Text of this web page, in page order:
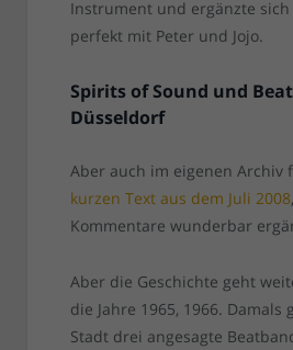
Instrument und ergänzte sich
perfekt mit Peter und Jojo.
Spirits of Sound und
Düsseldorf
Aber auch im eigenen Archiv
kurzen Text aus dem Juli 2008
Kommentare wunderbar
Aber die Geschichte geht
die Jahre 1965, 1966. Damals
Stadt drei angesagte